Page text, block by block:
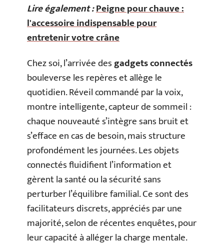
Lire également :Peigne pour chauve :
l'accessoire indispensable pour
entretenir votre crâne
Chez soi, l’arrivée desgadgets connectés
bouleverse les repères et allège le
quotidien. Réveil commandé par la voix,
montre intelligente, capteur de sommeil :
chaque nouveauté s’intègre sans bruit et
s’efface en cas de besoin, mais structure
profondément les journées. Les objets
connectés fluidifient l’information et
gèrent la santé ou la sécurité sans
perturber l’équilibre familial. Ce sont des
facilitateurs discrets, appréciés par une
majorité, selon de récentes enquêtes, pour
leur capacité à alléger la charge mentale.